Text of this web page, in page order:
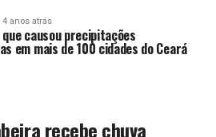
4 anos atrás
que causou precipitações
em mais de 100 cidades do Ceará
recebe chuva